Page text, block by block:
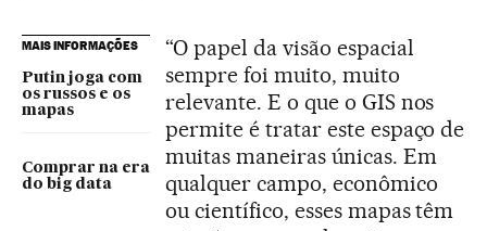
MAIS INFORMAÇÕES
Putin joga com
os russos e os
mapas
Comprar na era
do big data
“O papel da visão espacial
sempre foi muito, muito
relevante. E o que o GIS nos
permite é tratar este espaço de
muitas maneiras únicas. Em
qualquer campo, econômico
ou científico, esses mapas têm